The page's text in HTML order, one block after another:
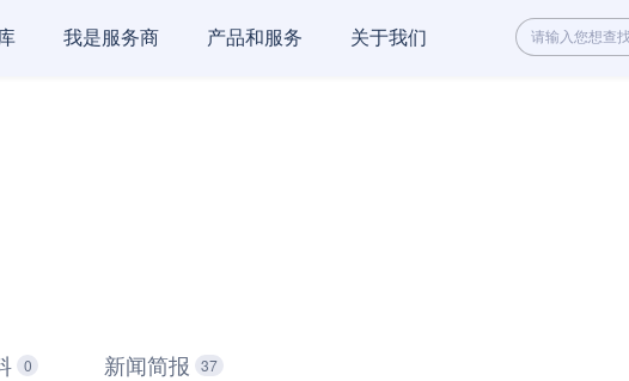
我是服务商 产品和服务 关于我们
0 新闻简报 37